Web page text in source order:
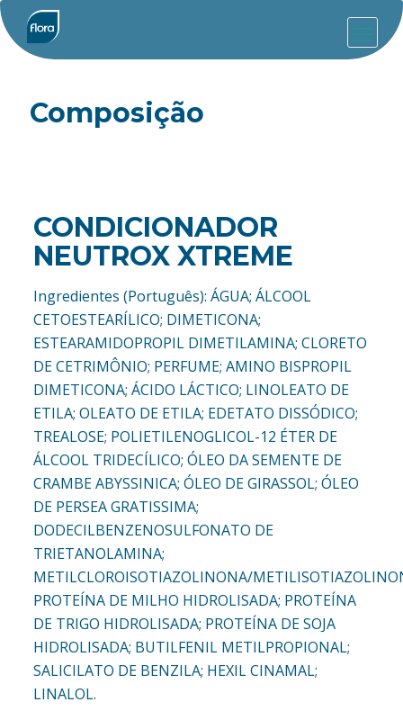
Composição
CONDICIONADOR
NEUTROX XTREME
Ingredientes (Português): ÁGUA; ÁLCOOL
CETOESTEARÍLICO; DIMETICONA;
ESTEARAMIDOPROPIL DIMETILAMINA; CLORETO
DE CETRIMÔNIO; PERFUME; AMINO BISPROPIL
DIMETICONA; ÁCIDO LÁCTICO; LINOLEATO DE
ETILA; OLEATO DE ETILA; EDETATO DISSÓDICO;
TREALOSE; POLIETILENOGLICOL-12 ÉTER DE
ÁLCOOL TRIDECÍLICO; ÓLEO DA SEMENTE DE
CRAMBE ABYSSINICA; ÓLEO DE GIRASSOL; ÓLEO
DE PERSEA GRATISSIMA;
DODECILBENZENOSULFONATO DE
TRIETANOLAMINA;
METILCLOROISOTIAZOLINONA/
PROTEÍNA DE MILHO HIDROLISADA; PROTEÍNA
DE TRIGO HIDROLISADA; PROTEÍNA DE SOJA
HIDROLISADA; BUTILFENIL METILPROPIONAL;
SALICILATO DE BENZILA; HEXIL CINAMAL;
LINALOL.